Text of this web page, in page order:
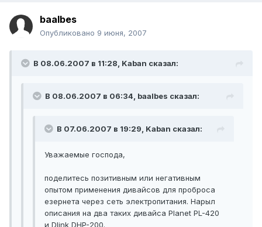
baalbes
Опубликовано 9 июня, 2007
В 08.06.2007 в 11:28, Kaban сказал:
В 08.06.2007 в 06:34, baalbes сказал:
В 07.06.2007 в 19:29, Kaban сказал:
Уважаемые господа,
поделитесь позитивным или негативным
опытом применения дивайсов для проброса
езернета через сеть электропитания. Нарыл
описания на два таких дивайса Planet PL-420
и Dlink DHP-200.